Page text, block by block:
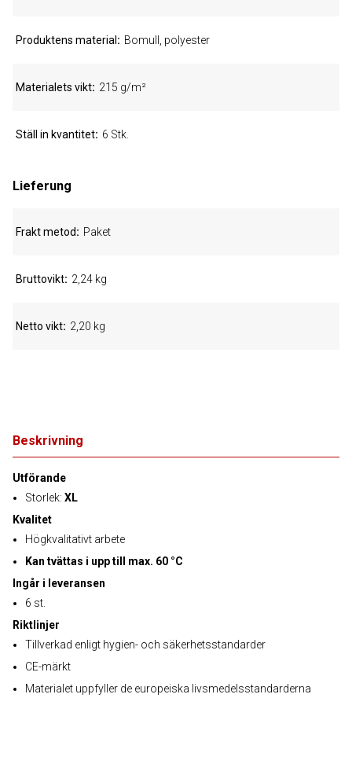
Beskrivning
Utförande
Storlek: XL
Kvalitet
Högkvalitativt arbete
Kan tvättas i upp till max. 60 °C
Ingår i leveransen
6 st.
Riktlinjer
Tillverkad enligt hygien- och säkerhetsstandarder
CE-märkt
Materialet uppfyller de europeiska livsmedelsstandarderna
Produktens material Bomull, polyester
Materialets vikt 215 g/m²
Ställ in kvantitet 6 Stk.
Lieferung
Frakt metod Paket
Bruttovikt 2,24 kg
Netto vikt 2,20 kg